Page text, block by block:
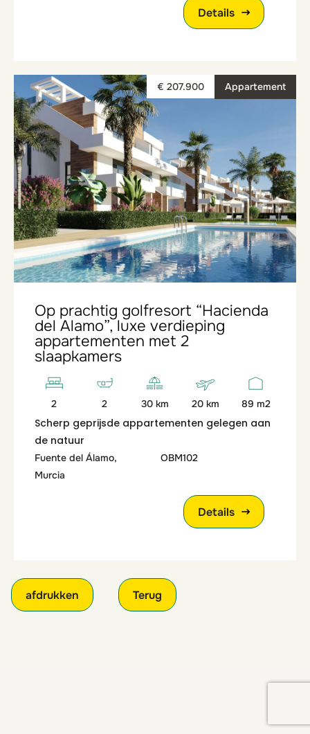
Details
Appartement
€ 207.900
Op prachtig golfresort “Hacienda
del Alamo”, luxe verdieping
appartementen met 2
slaapkamers
2 2 30 km 20 km 89 m2
Scherp geprijsde appartementen gelegen aan
de natuur
Fuente del Álamo,
Murcia
OBM102
Details
afdrukken Terug